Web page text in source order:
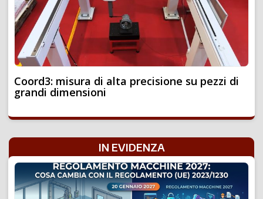
Coord3: misura di alta precisione su pezzi di
grandi dimensioni
IN EVIDENZA